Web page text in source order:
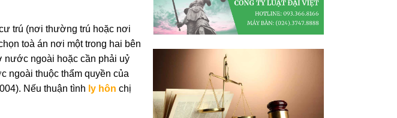
trú (nơi thường trú hoặc nơi
toà án nơi một trong hai bên
ngoài hoặc cần phải uỷ
ngoài thuộc thẩm quyền của
Nếu thuận tình ly hôn chị